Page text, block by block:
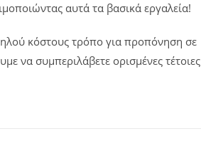
αυτά τα βασικά εργαλεία!
κόστους τρόπο για προπόνηση σε
να συμπεριλάβετε ορισμένες τέτοιες